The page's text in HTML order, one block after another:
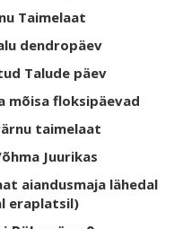
Taimelaat
dendropäev
Talude päev
mõisa floksipäevad
taimelaat
Juurikas
aiandusmaja lähedal
eraplatsil)